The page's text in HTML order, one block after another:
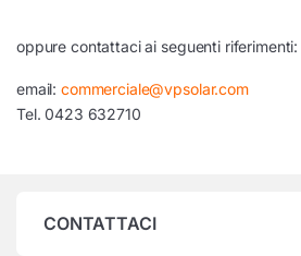
oppure contattaci ai seguenti riferimenti:
email:commerciale@vpsolar.com
Tel. 0423 632710
CONTATTACI